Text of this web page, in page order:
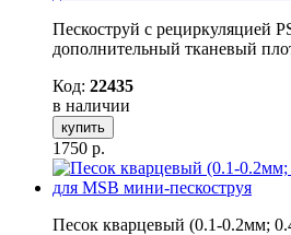
Пескоструй с рециркуляцией
дополнительный тканевый
Код: 22435
в наличии
купить
1750 р.
Песок кварцевый (0.1-0.2мм;